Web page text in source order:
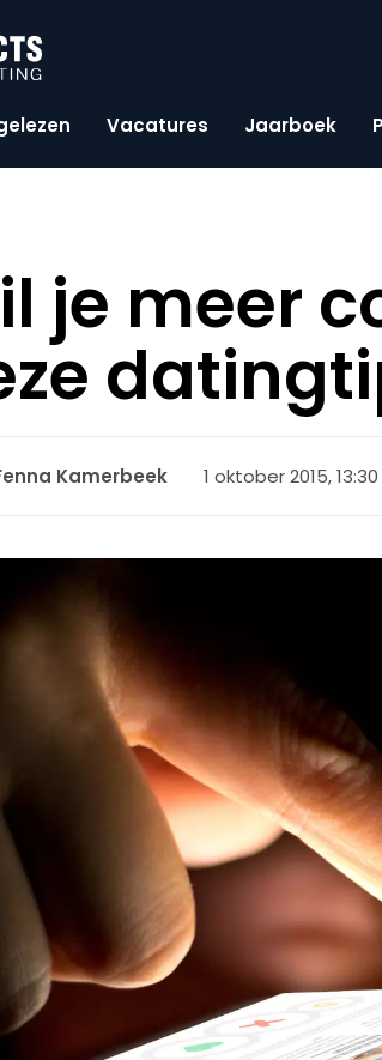
Vacatures Jaarboek
je meer
Kamerbeek 1 oktober 2015, 13:30